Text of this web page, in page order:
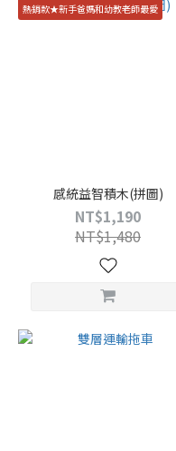
熱銷款★新手爸媽和幼教老師最愛
感統益智積木(拼圖)
NT$1,190
NT$1,480